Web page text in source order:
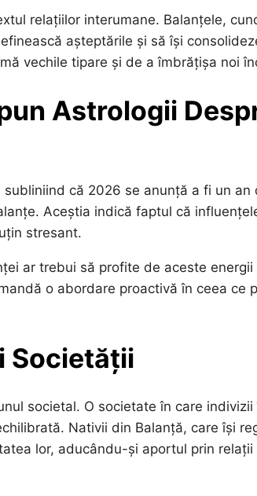
relațiilor interumane. Balanțele,
așteptările și să își
vechile tipare și de a îmbrățișa noi
Astrologii
că 2026 se anunță a fi un an
Aceștia indică faptul că
stresant.
ar trebui să profite de aceste
o abordare proactivă în ceea ce
Societății
societal. O societate în care indivizii
Nativii din Balanță, care își
lor, aducându-și aportul prin relații